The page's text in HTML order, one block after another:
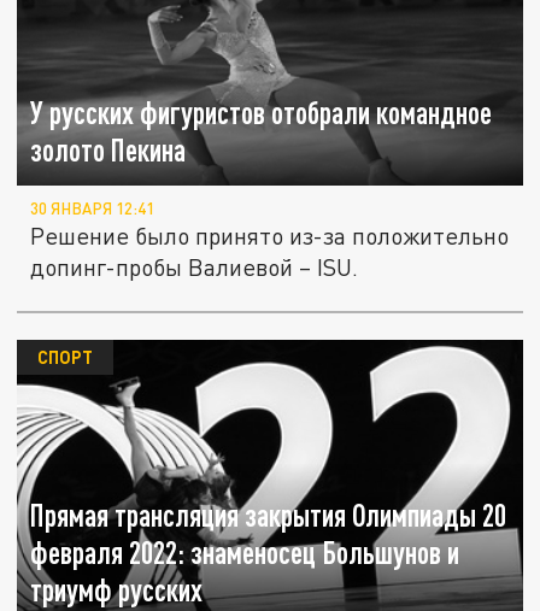
У русских фигуристов отобрали командное
золото Пекина
30 ЯНВАРЯ 12:41
Решение было принято из-за положительно
допинг-пробы Валиевой – ISU.
Прямая трансляция закрытия Олимпиады 20
февраля 2022: знаменосец Большунов и
триумф русских
СПОРТ